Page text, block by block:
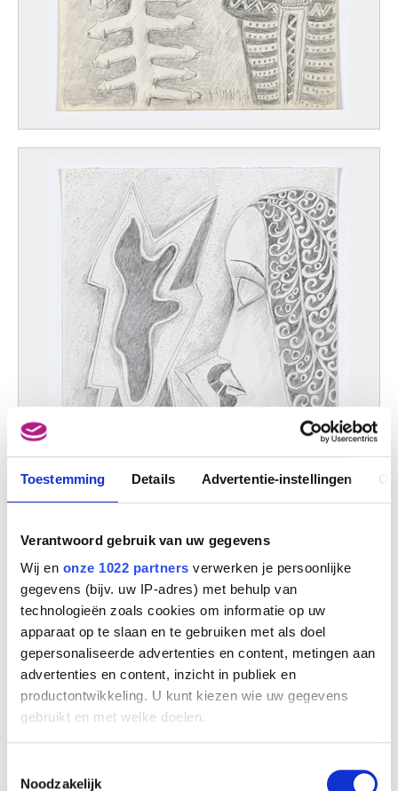
Toestemming Details Advertentie-instellingen
Verantwoord gebruik van uw gegevens
Wij en onze 1022 partners verwerken je persoonlijke
gegevens (bijv. uw IP-adres) met behulp van
technologieën zoals cookies om informatie op uw
apparaat op te slaan en te gebruiken met als doel
gepersonaliseerde advertenties en content, metingen aan
advertenties en content, inzicht in publiek en
productontwikkeling. U kunt kiezen wie uw gegevens
gebruikt en met welke doelen.
Informatie verzamelen over uw geografische
Noodzakelijk